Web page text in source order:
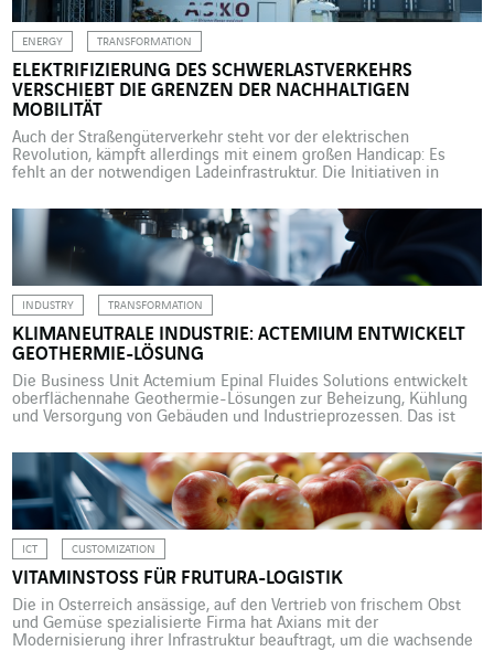
ENERGY TRANSFORMATION
ELEKTRIFIZIERUNG DES SCHWERLASTVERKEHRS
VERSCHIEBT DIE GRENZEN DER NACHHALTIGEN
MOBILITÄT
Auch der Straßengüterverkehr steht vor der elektrischen
Revolution, kämpft allerdings mit einem großen Handicap: Es
fehlt an der notwendigen Ladeinfrastruktur. Die Initiativen in
aus Großbritannien und Norwegen. Während sich die Welt auf
eine kohlenstoffarme Zukunft zubewegt, ist die Elektrifizierung
des Schwerlastverkehrs – Lastwagen, Busse, Züge und Schiffe […]
INDUSTRY TRANSFORMATION
KLIMANEUTRALE INDUSTRIE: ACTEMIUM ENTWICKELT
GEOTHERMIE-LÖSUNG
Die Business Unit Actemium Epinal Fluides Solutions entwickelt
oberflächennahe Geothermie-Lösungen zur Beheizung, Kühlung
und Versorgung von Gebäuden und Industrieprozessen. Das ist
Energieträger. Zur Beschleunigung der Energie- und Klimawende
setzt Actemium Epinal Fluides Solutions, eine auf
Rohrleitungsbau sowie Industriewärme und -kälte spezialisierte
Business Unit von VINCI Energies, auf oberflächennahe […]
ICT CUSTOMIZATION
VITAMINSTOSS FÜR FRUTURA-LOGISTIK
Die in Österreich ansässige, auf den Vertrieb von frischem Obst
und Gemüse spezialisierte Firma hat Axians mit der
Modernisierung ihrer Infrastruktur beauftragt, um die wachsende